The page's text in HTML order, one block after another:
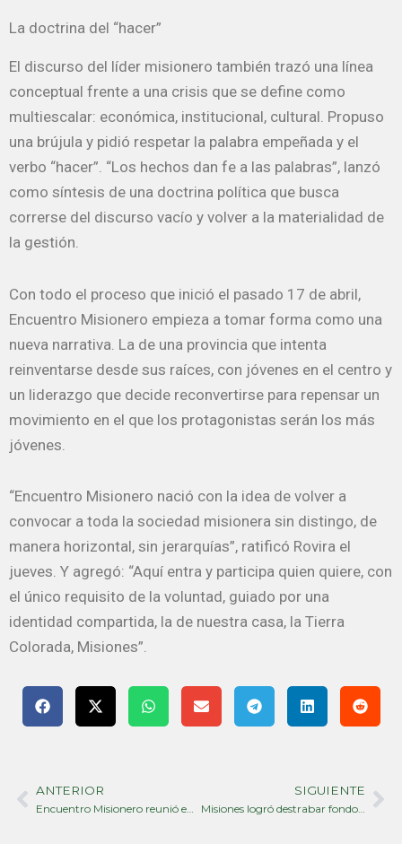
La doctrina del “hacer”
El discurso del líder misionero también trazó una línea
conceptual frente a una crisis que se define como
multiescalar: económica, institucional, cultural. Propuso
una brújula y pidió respetar la palabra empeñada y el
verbo “hacer”. “Los hechos dan fe a las palabras”, lanzó
como síntesis de una doctrina política que busca
correrse del discurso vacío y volver a la materialidad de
la gestión.
Con todo el proceso que inició el pasado 17 de abril,
Encuentro Misionero empieza a tomar forma como una
nueva narrativa. La de una provincia que intenta
reinventarse desde sus raíces, con jóvenes en el centro y
un liderazgo que decide reconvertirse para repensar un
movimiento en el que los protagonistas serán los más
jóvenes.
“Encuentro Misionero nació con la idea de volver a
convocar a toda la sociedad misionera sin distingo, de
manera horizontal, sin jerarquías”, ratificó Rovira el
jueves. Y agregó: “Aquí entra y participa quien quiere, con
el único requisito de la voluntad, guiado por una
identidad compartida, la de nuestra casa, la Tierra
Colorada, Misiones”.
Prev
ANTERIOR
Encuentro Misionero reunió en Eldorado a jóvenes y referentes para pensar el futuro de Misiones
SIGUIENTE
Misiones logró destrabar fondos de ANSES y actualizará haberes jubilatorios del IPS